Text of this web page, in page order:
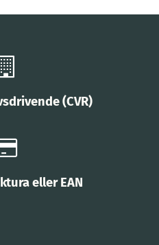
(CVR)
eller EAN